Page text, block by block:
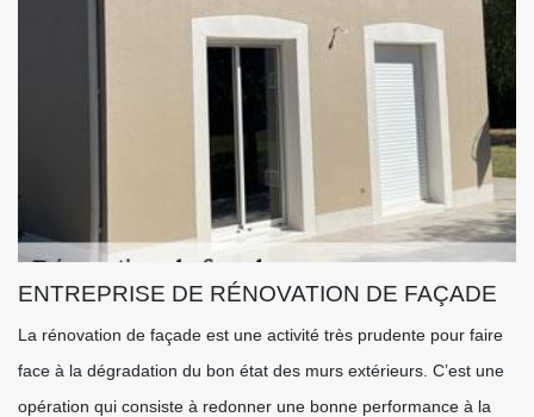
ENTREPRISE DE RÉNOVATION DE FAÇADE
La rénovation de façade est une activité très prudente pour faire
face à la dégradation du bon état des murs extérieurs. C’est une
opération qui consiste à redonner une bonne performance à la